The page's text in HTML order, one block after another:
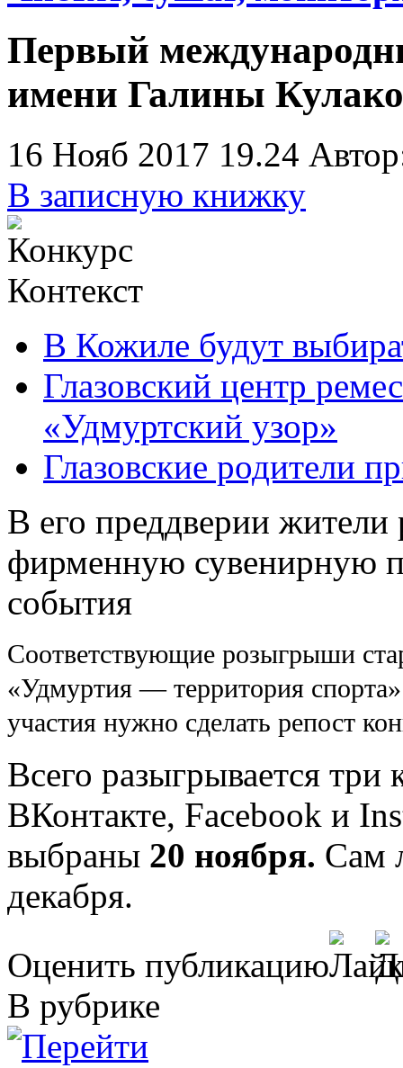
Первый
имени Галины
16 Нояб 2017 19.24
В записную книжку
Контекст
В Кожиле будут
Глазовский центр
«Удмуртский узор»
Глазовские родители
В его преддверии жители
фирменную сувенирную
события
Соответствующие розыгрыши
«Удмуртия — территория
участия нужно сделать репост
Всего разыгрывается
ВКонтакте, Facebook и
выбраны 20 ноября. Сам
декабря.
Оценить публикацию
В рубрике